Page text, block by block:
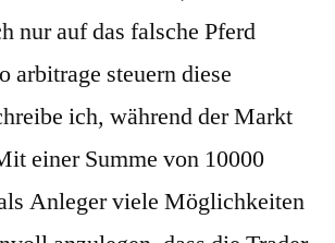
nur auf das falsche Pferd
arbitrage steuern diese
ich, während der Markt
einer Summe von 10000
Anleger viele Möglichkeiten